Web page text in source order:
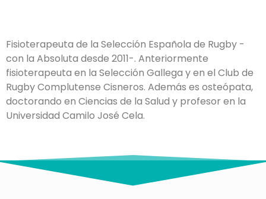
Fisioterapeuta de la Selección Española de Rugby -
con la Absoluta desde 2011-. Anteriormente
fisioterapeuta en la Selección Gallega y en el Club de
Rugby Complutense Cisneros. Además es osteópata,
doctorando en Ciencias de la Salud y profesor en la
Universidad Camilo José Cela.